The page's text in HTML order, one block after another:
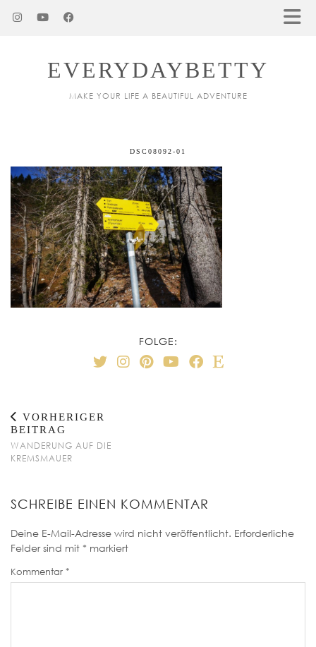
EVERYDAYBETTY
MAKE YOUR LIFE A BEAUTIFUL ADVENTURE
DSC08092-01
FOLGE:
VORHERIGER
BEITRAG
WANDERUNG AUF DIE
KREMSMAUER
SCHREIBE EINEN KOMMENTAR
Deine E-Mail-Adresse wird nicht veröffentlicht. Erforderliche
Felder sind mit * markiert
Kommentar *